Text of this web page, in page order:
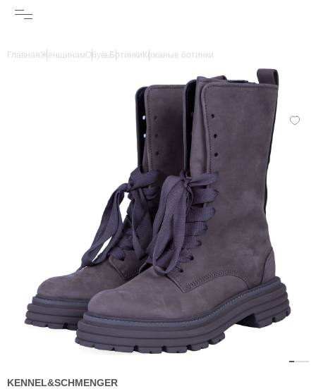
ГлавнаяЖенщинамОбувьБотинки Кожаные ботинки
KENNEL&SCHMENGER